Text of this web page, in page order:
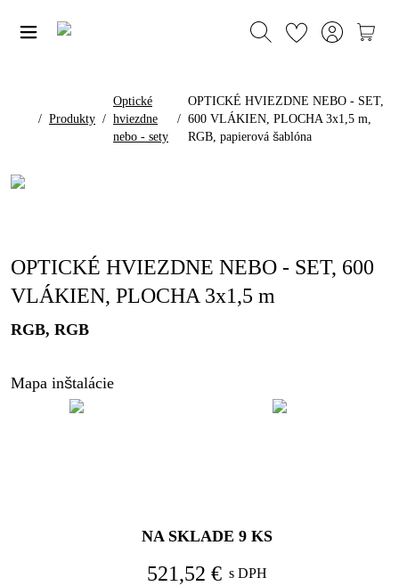
/ Produkty /
Optické
hviezdne
nebo - sety
/
OPTICKÉ HVIEZDNE NEBO - SET,
600 VLÁKIEN, PLOCHA 3x1,5 m,
RGB, papierová šablóna
OPTICKÉ HVIEZDNE NEBO - SET, 600
VLÁKIEN, PLOCHA 3x1,5 m
RGB, RGB
Mapa inštalácie
NA SKLADE 9 KS
521,52 € s DPH